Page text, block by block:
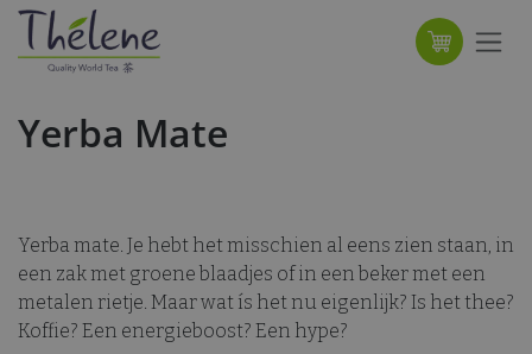
Overslaan naar inhoud
Yerba Mate
Yerba mate. Je hebt het misschien al eens zien staan, in
een zak met groene blaadjes of in een beker met een
metalen rietje. Maar wat ís het nu eigenlijk? Is het thee?
Koffie? Een energieboost? Een hype?